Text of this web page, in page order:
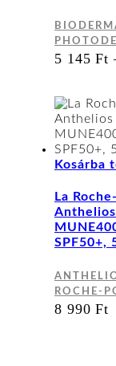
5 145Ft
Kosárba
La
SPF50+,
ROCHE-
8 990Ft